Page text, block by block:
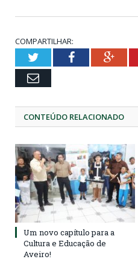
COMPARTILHAR:
TwitterFacebook
Email
CONTEÚDO RELACIONADO
Um novo capítulo para a
Cultura e Educação de
Aveiro!